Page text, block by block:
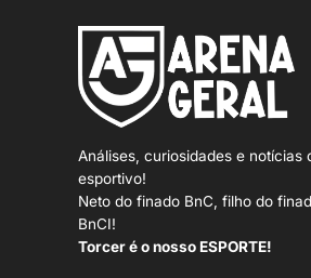
Análises, curiosidades e notícias
esportivo!
Neto do finado BnC, filho do
BnCI!
Torcer é o nosso ESPORTE!